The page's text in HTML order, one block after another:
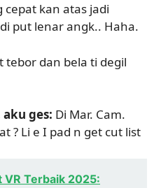
kan atas jadi
put lenar angk.. Haha.
tebor dan bela ti degil
ges: Di Mar. Cam.
? Li e I pad n get cut list
VR Terbaik 2025: